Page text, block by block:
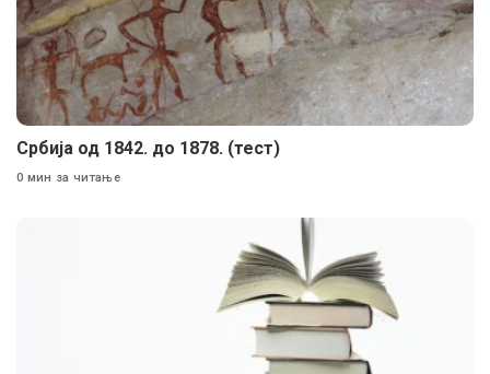
Србија од 1842. до 1878. (тест)
0 мин за читање